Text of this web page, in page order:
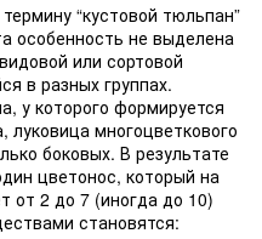
“кустовой тюльпан”
особенность не выделена
или сортовой
в разных группах.
у которого формируется
луковица многоцветкового
боковых. В результате
цветонос, который на
от 2 до 7 (иногда до 10)
становятся: